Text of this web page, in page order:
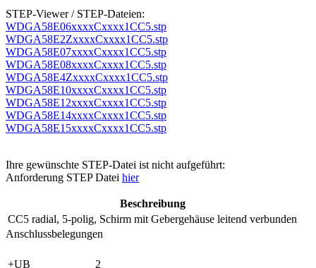
STEP-Viewer / STEP-Dateien:
WDGA58E06xxxxCxxxx1CC5.stp
WDGA58E2ZxxxxCxxxx1CC5.stp
WDGA58E07xxxxCxxxx1CC5.stp
WDGA58E08xxxxCxxxx1CC5.stp
WDGA58E4ZxxxxCxxxx1CC5.stp
WDGA58E10xxxxCxxxx1CC5.stp
WDGA58E12xxxxCxxxx1CC5.stp
WDGA58E14xxxxCxxxx1CC5.stp
WDGA58E15xxxxCxxxx1CC5.stp
Ihre gewünschte STEP-Datei ist nicht aufgeführt:
Anforderung STEP Datei hier
Beschreibung
CC5 radial, 5-polig, Schirm mit Gebergehäuse leitend verbunden
Anschlussbelegungen
+UB
2